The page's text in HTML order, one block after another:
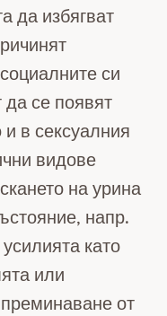
да избягват
си
да се появят
и в сексуалния
видове
на урина
напр.
като
или
от